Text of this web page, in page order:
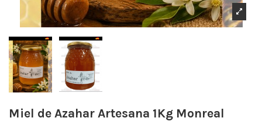
Miel de Azahar Artesana 1Kg Monreal